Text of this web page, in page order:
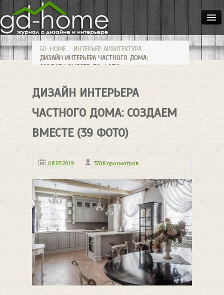
ДОМА
КВАРТИРЫ
ИНТЕРЬЕР
СТИЛИ
МЕБЕЛЬ
ОСВЕЩЕНИЕ
САД
HANDMADE
GD-HOME ИНТЕРЬЕР АРХИТЕКТУРА
ДИЗАЙН ИНТЕРЬЕРА ЧАСТНОГО ДОМА:
СОЗДАЕМ ВМЕСТЕ (39 ФОТО)
ДИЗАЙН ИНТЕРЬЕРА
ЧАСТНОГО ДОМА: СОЗДАЕМ
ВМЕСТЕ (39 ФОТО)
06.03.2019 3708 просмотров